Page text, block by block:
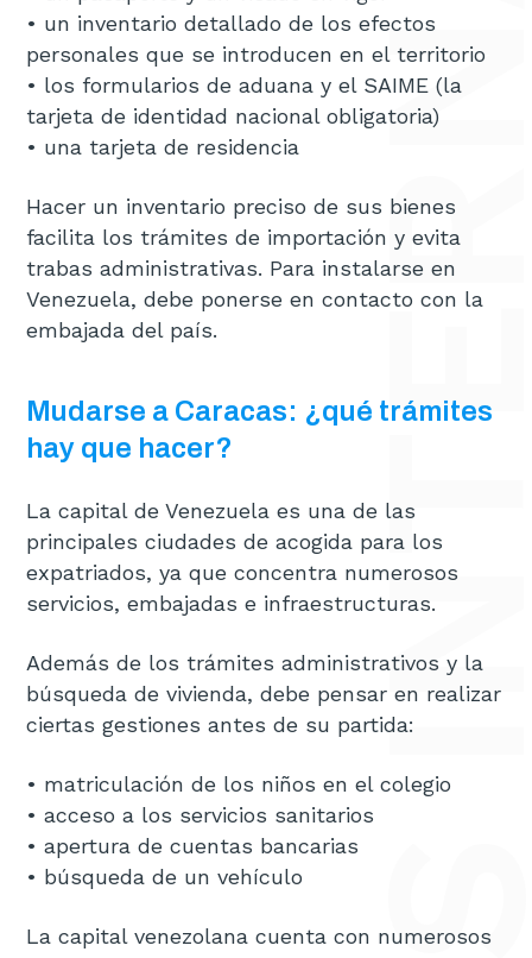
• un inventario detallado de los efectos
personales que se introducen en el territorio
• los formularios de aduana y el SAIME (la
tarjeta de identidad nacional obligatoria)
• una tarjeta de residencia
Hacer un inventario preciso de sus bienes
facilita los trámites de importación y evita
trabas administrativas. Para instalarse en
Venezuela, debe ponerse en contacto con la
embajada del país.
Mudarse a Caracas: ¿qué trámites
hay que hacer?
La capital de Venezuela es una de las
principales ciudades de acogida para los
expatriados, ya que concentra numerosos
servicios, embajadas e infraestructuras.
Además de los trámites administrativos y la
búsqueda de vivienda, debe pensar en realizar
ciertas gestiones antes de su partida:
• matriculación de los niños en el colegio
• acceso a los servicios sanitarios
• apertura de cuentas bancarias
• búsqueda de un vehículo
La capital venezolana cuenta con numerosos